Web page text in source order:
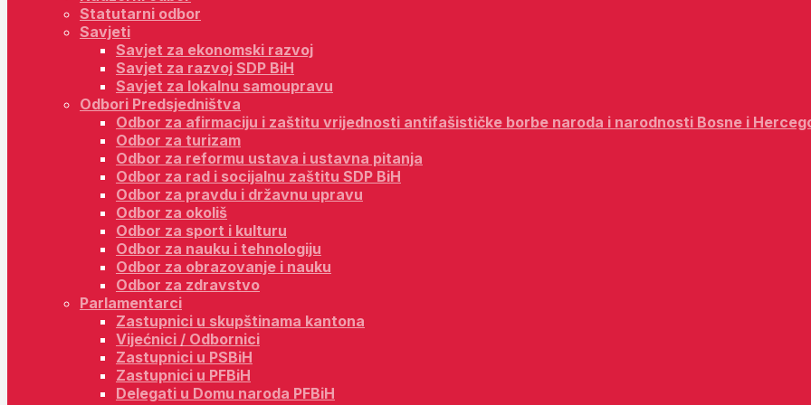
Statutarni odbor
Savjeti
Savjet za ekonomski razvoj
Savjet za razvoj SDP BiH
Savjet za lokalnu samoupravu
Odbori Predsjedništva
Odbor za afirmaciju i zaštitu vrijednosti antifašističke borbe naroda i narodnosti Bosne i
Odbor za turizam
Odbor za reformu ustava i ustavna pitanja
Odbor za rad i socijalnu zaštitu SDP BiH
Odbor za pravdu i državnu upravu
Odbor za okoliš
Odbor za sport i kulturu
Odbor za nauku i tehnologiju
Odbor za obrazovanje i nauku
Odbor za zdravstvo
Parlamentarci
Zastupnici u skupštinama kantona
Vijećnici / Odbornici
Zastupnici u PSBiH
Zastupnici u PFBiH
Delegati u Domu naroda PFBiH